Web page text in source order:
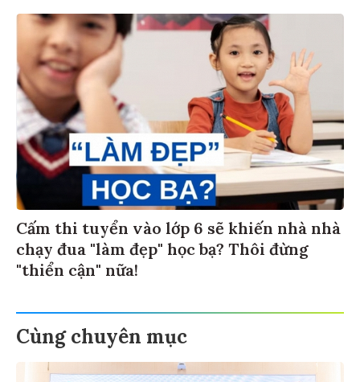
Cấm thi tuyển vào lớp 6 sẽ khiến nhà nhà
chạy đua "làm đẹp" học bạ? Thôi đừng
"thiển cận" nữa!
Cùng chuyên mục